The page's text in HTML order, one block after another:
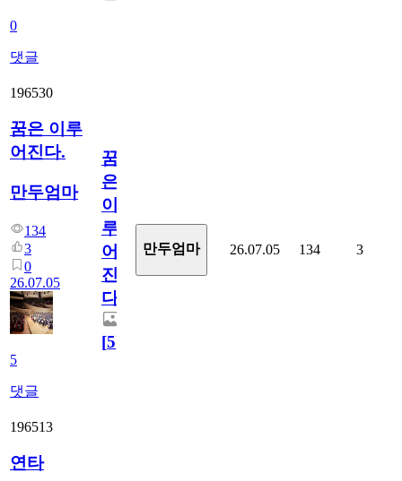
0
댓글
196530
꿈은 이루
어진다.
만두엄마
134
3
0
26.07.05
5
댓글
꿈
은
이
루
어
진
다.
[5]
만두엄마 26.07.05 134 3
196513
연타